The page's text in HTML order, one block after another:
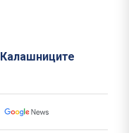
Калашниците